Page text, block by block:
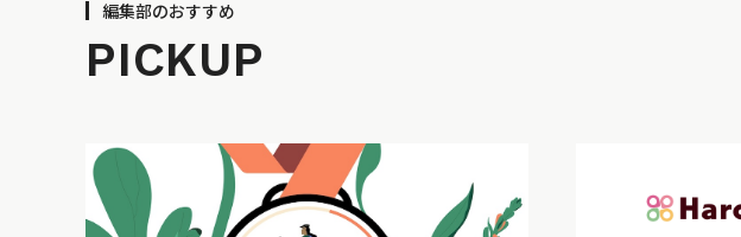
編集部のおすすめ
PICKUP